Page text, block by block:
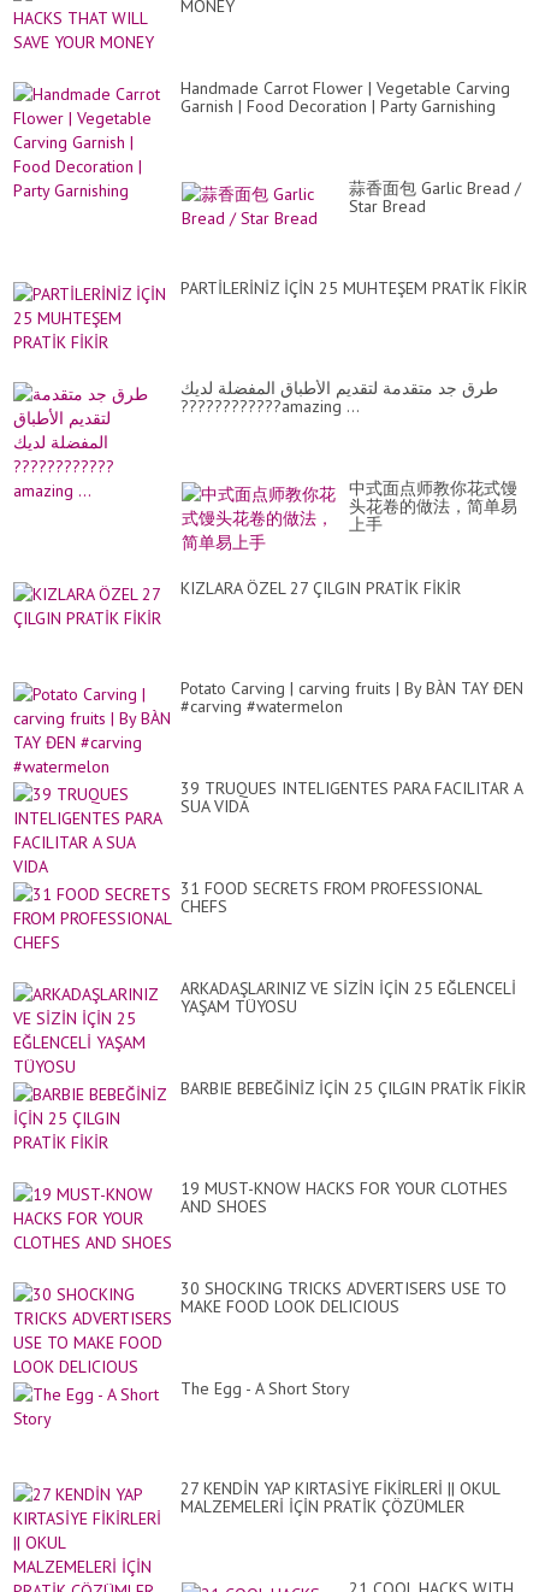
MONEY
Handmade Carrot Flower | Vegetable Carving
Garnish | Food Decoration | Party Garnishing
蒜香面包 Garlic Bread /
Star Bread
PARTİLERİNİZ İÇİN 25 MUHTEŞEM PRATİK FİKİR
طرق جد متقدمة لتقديم الأطباق المفضلة لديك
????????????amazing ...
中式面点师教你花式馒
头花卷的做法，简单易
上手
KIZLARA ÖZEL 27 ÇILGIN PRATİK FİKİR
Potato Carving | carving fruits | By BÀN TAY ĐEN
#carving #watermelon
39 TRUQUES INTELIGENTES PARA FACILITAR A
SUA VIDA
31 FOOD SECRETS FROM PROFESSIONAL
CHEFS
ARKADAŞLARINIZ VE SİZİN İÇİN 25 EĞLENCELİ
YAŞAM TÜYOSU
BARBIE BEBEĞİNİZ İÇİN 25 ÇILGIN PRATİK FİKİR
19 MUST-KNOW HACKS FOR YOUR CLOTHES
AND SHOES
30 SHOCKING TRICKS ADVERTISERS USE TO
MAKE FOOD LOOK DELICIOUS
The Egg - A Short Story
27 KENDİN YAP KIRTASİYE FİKİRLERİ || OKUL
MALZEMELERİ İÇİN PRATİK ÇÖZÜMLER